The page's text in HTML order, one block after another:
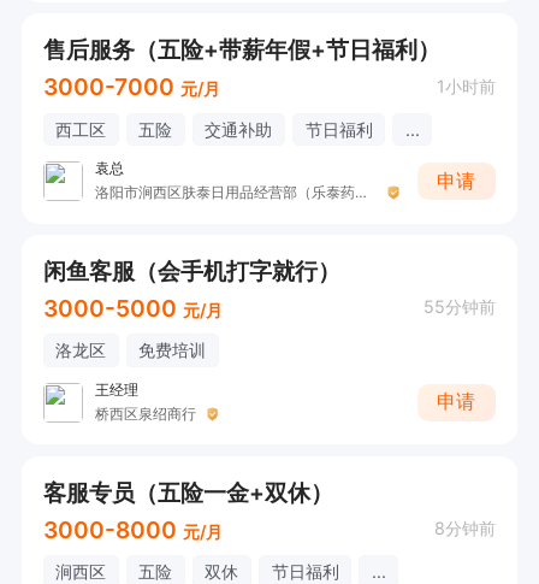
售后服务（五险+带薪年假+节日福利）
3000-7000 元/月 1小时前
西工区 五险 交通补助 节日福利 ...
袁总
洛阳市涧西区肤泰日用品经营部（乐泰药业）
申请
闲鱼客服（会手机打字就行）
3000-5000 元/月 55分钟前
洛龙区 免费培训
王经理
桥西区泉绍商行
申请
客服专员（五险一金+双休）
3000-8000 元/月 8分钟前
涧西区 五险 双休 节日福利 ...